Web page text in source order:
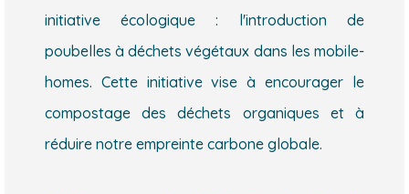
initiative écologique : l'introduction de
poubelles à déchets végétaux dans les mobile-
homes. Cette initiative vise à encourager le
compostage des déchets organiques et à
réduire notre empreinte carbone globale.